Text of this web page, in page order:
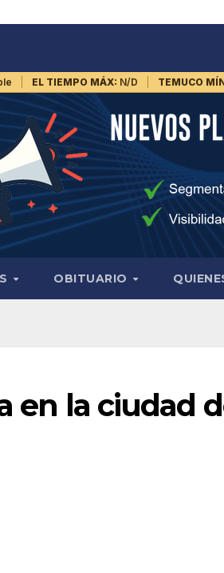
EL TIEMPO MÁX: N/D TEMUCO
OBITUARIO
en la ciudad